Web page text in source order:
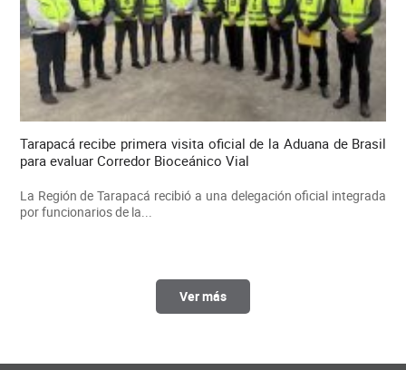
Tarapacá recibe primera visita oficial de la Aduana de Brasil
para evaluar Corredor Bioceánico Vial
La Región de Tarapacá recibió a una delegación oficial integrada
por funcionarios de la...
Ver más